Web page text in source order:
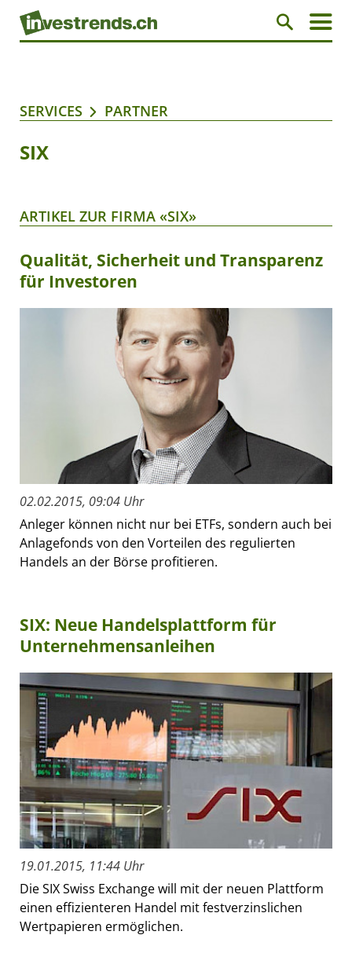
SERVICES PARTNER
SIX
ARTIKEL ZUR FIRMA «SIX»
Qualität, Sicherheit und Transparenz
für Investoren
02.02.2015, 09:04 Uhr
Anleger können nicht nur bei ETFs, sondern auch bei
Anlagefonds von den Vorteilen des regulierten
Handels an der Börse profitieren.
SIX: Neue Handelsplattform für
Unternehmensanleihen
19.01.2015, 11:44 Uhr
Die SIX Swiss Exchange will mit der neuen Plattform
einen effizienteren Handel mit festverzinslichen
Wertpapieren ermöglichen.